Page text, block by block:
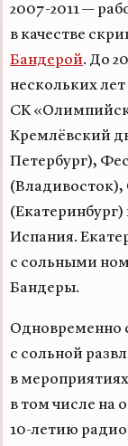
2007-2011 —
в качестве
Бандерой. До
нескольких
СК
Кремлёвский
Петербург),
Испания.
с сольными
Бандеры.
Одновременно
с сольной
в
в том числе на
10-летию